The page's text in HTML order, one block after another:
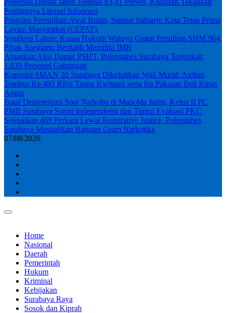
Pentingnya Literasi Informasi
Program Pemutihan Awal Bulan, Samsat Sidoarjo Kota Tetap Prima
Layani Masyarakat (CEPAT).
Sengketa Lahan: Kuasa Hukum Waluyo Gugat Peralihan SHM 964,
Pihak Soegiarto Berdalih Memiliki IMB
Amankan Aksi Damai PSHT, Polrestabes Surabaya Terjunkan
1.839 Personel Gabungan
Koperasi SMAN 20 Surabaya Dikeluhkan Wali Murid: Atribut
Tembus Rp 495 Ribu Tanpa Kwitansi serta Isu Paksaan Beli Kipas
Angin
Batal Demonstrasi Soal Narkoba di Mapolda Jatim, Ketua II PC
PMII Surabaya Soroti Independensi dan Tuntut Evaluasi PKC
Selesaikan 469 Perkara Lewat Restorative Justice, Polrestabes
Surabaya Musnahkan Ratusan Gram Narkotika
07/08/2026
Home
Nasional
Daerah
Pemerintah
Hukum
Kriminal
Kebijakan
Surabaya Raya
Sosok dan Kiprah